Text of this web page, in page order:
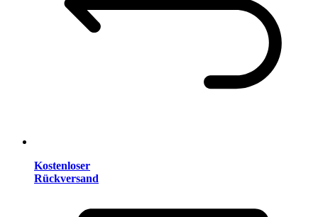
Kostenloser
Rückversand